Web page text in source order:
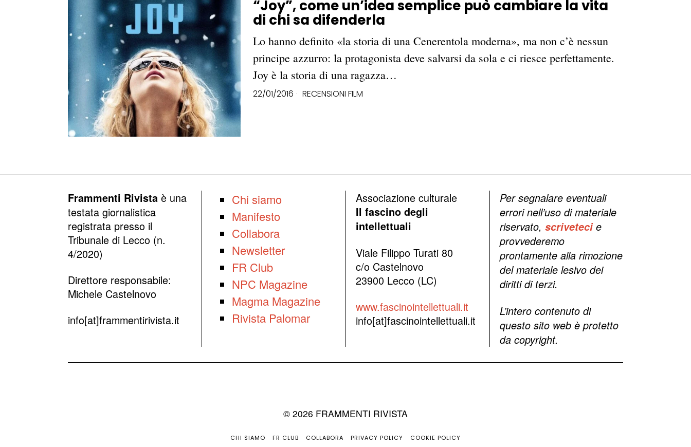
“Joy”, come un’idea semplice può cambiare la vita
di chi sa difenderla
Lo hanno definito «la storia di una Cenerentola moderna», ma non c’è nessun
principe azzurro: la protagonista deve salvarsi da sola e ci riesce perfettamente.
Joy è la storia di una ragazza…
22/01/2016 RECENSIONI FILM
Frammenti Rivista è una
testata giornalistica
registrata presso il
Tribunale di Lecco (n.
4/2020)
Direttore responsabile:
Michele Castelnovo
info[at]frammentirivista.it
Chi siamo
Manifesto
Collabora
Newsletter
FR Club
NPC Magazine
Magma Magazine
Rivista Palomar
Associazione culturale
Il fascino degli
intellettuali
Viale Filippo Turati 80
c/o Castelnovo
23900 Lecco (LC)
www.fascinointellettuali.it
info[at]fascinointellettuali.it
Per segnalare eventuali
errori nell’uso di materiale
riservato, scriveteci e
provvederemo
prontamente alla rimozione
del materiale lesivo dei
diritti di terzi.
L’intero contenuto di
questo sito web è protetto
da copyright.
© 2026 FRAMMENTI RIVISTA
CHI SIAMO FR CLUB COLLABORA PRIVACY POLICY COOKIE POLICY